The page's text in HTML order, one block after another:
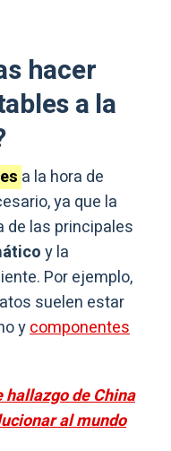
hacer
a la
a la hora de
ya que la
de las principales
y la
Por ejemplo,
suelen estar
ycomponentes
de China
al mundo